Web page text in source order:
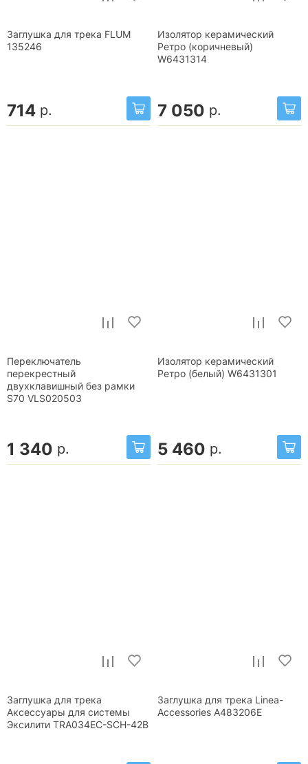
Заглушка для трека FLUM
135246
714 р.
Изолятор керамический
Ретро (коричневый)
W6431314
7 050 р.
Переключатель
перекрестный
двухклавишный без рамки
S70 VLS020503
1 340 р.
Изолятор керамический
Ретро (белый) W6431301
5 460 р.
Заглушка для трека
Аксессуары для системы
Эксилити TRA034EC-SCH-42B
Заглушка для трека Linea-
Accessories A483206E